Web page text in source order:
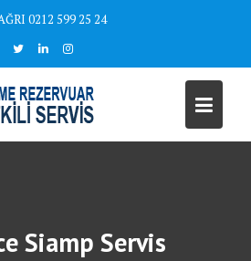
0212 599 25 24
Siamp Servis